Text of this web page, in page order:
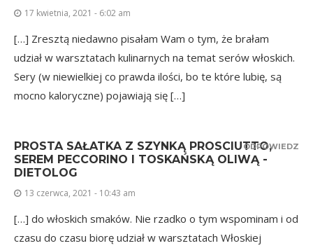
17 kwietnia, 2021 - 6:02 am
[…] Zresztą niedawno pisałam Wam o tym, że brałam
udział w warsztatach kulinarnych na temat serów włoskich.
Sery (w niewielkiej co prawda ilości, bo te które lubię, są
mocno kaloryczne) pojawiają się […]
PROSTA SAŁATKA Z SZYNKĄ PROSCIUTTO,
SEREM PECCORINO I TOSKAŃSKĄ OLIWĄ -
DIETOLOG
13 czerwca, 2021 - 10:43 am
[…] do włoskich smaków. Nie rzadko o tym wspominam i od
czasu do czasu biorę udział w warsztatach Włoskiej
ODPOWIEDZ